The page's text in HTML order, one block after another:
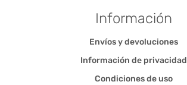
Información
Envíos y devoluciones
Información de privacidad
Condiciones de uso